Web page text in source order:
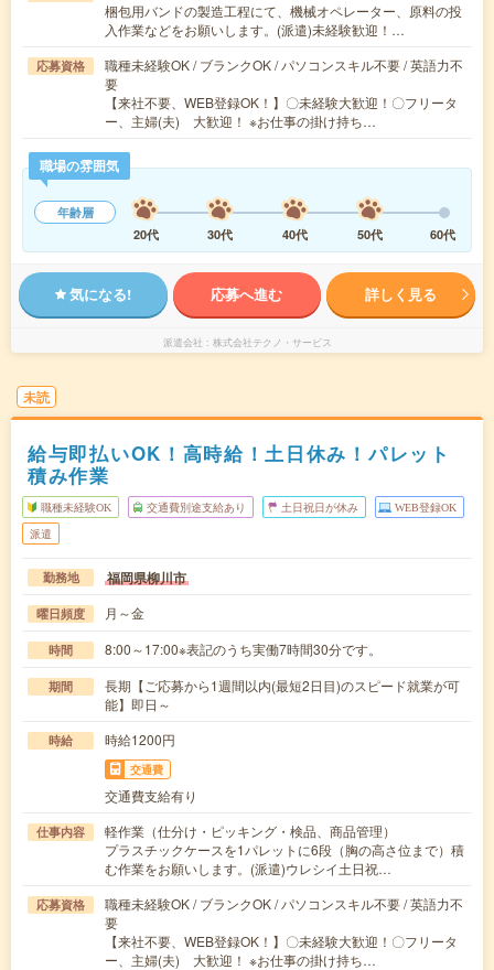
梱包用バンドの製造工程にて、機械オペレーター、原料の投
入作業などをお願いします。(派遣)未経験歓迎！…
応募資格
職種未経験OK / ブランクOK / パソコンスキル不要 / 英語力不
要
【来社不要、WEB登録OK！】〇未経験大歓迎！〇フリータ
ー、主婦(夫) 大歓迎！ ※お仕事の掛け持ち…
職場の雰囲気
年齢層
20代
30代 40代 50代 60代
気になる! 応募へ進む 詳しく見る
派遣会社 株式会社テクノ・サービス
未読
給与即払いOK！高時給！土日休み！パレット
積み作業
職種未経験OK 交通費別途支給あり 土日祝日が休み WEB登録OK
派遣
勤務地 福岡県柳川市
曜日頻度 月～金
時間 8:00～17:00※表記のうち実働7時間30分です。
期間
長期【ご応募から1週間以内(最短2日目)のスピード就業が可
能】即日～
時給 時給1200円
交通費
交通費支給有り
仕事内容
軽作業（仕分け・ピッキング・検品、商品管理）
プラスチックケースを1パレットに6段（胸の高さ位まで）積
む作業をお願いします。(派遣)ウレシイ土日祝…
応募資格
職種未経験OK / ブランクOK / パソコンスキル不要 / 英語力不
要
【来社不要、WEB登録OK！】〇未経験大歓迎！〇フリータ
ー、主婦(夫) 大歓迎！ ※お仕事の掛け持ち…